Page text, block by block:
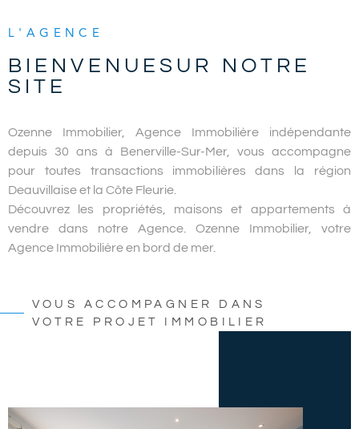
L'AGENCE
BIENVENUE SUR NOTRE
SITE
Ozenne Immobilier, Agence Immobilière indépendante
depuis 30 ans à Benerville-Sur-Mer, vous accompagne
pour toutes transactions immobilières dans la région
Deauvillaise et la Côte Fleurie.
Découvrez les propriétés, maisons et appartements à
vendre dans notre Agence. Ozenne Immobilier, votre
Agence Immobilière en bord de mer.
VOUS ACCOMPAGNER DANS
VOTRE PROJET IMMOBILIER